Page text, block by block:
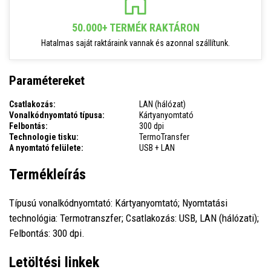
50.000+ TERMÉK RAKTÁRON
Hatalmas saját raktáraink vannak és azonnal szállítunk.
Paramétereket
Csatlakozás:
LAN (hálózat)
Vonalkódnyomtató típusa:
Kártyanyomtató
Felbontás:
300 dpi
Technologie tisku:
TermoTransfer
A nyomtató felülete:
USB + LAN
Termékleírás
Típusú vonalkódnyomtató: Kártyanyomtató; Nyomtatási
technológia: Termotranszfer; Csatlakozás: USB, LAN (hálózati);
Felbontás: 300 dpi.
Letöltési linkek